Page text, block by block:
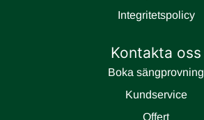
Integritetspolicy
Kontakta oss
Boka sängprovning
Kundservice
Offert